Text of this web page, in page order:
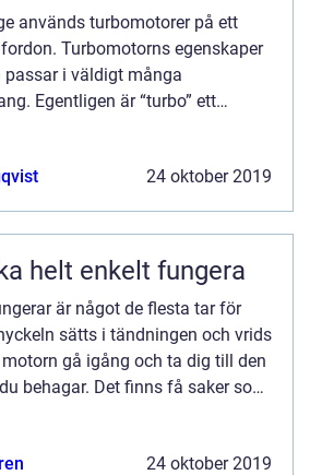
används turbomotorer på ett
Turbomotorns egenskaper
passar i väldigt många
Egentligen är “turbo” ett
24 oktober 2019
helt enkelt fungera
är något de flesta tar för
sätts i tändningen och vrids
gå igång och ta dig till den
behagar. Det finns få saker som
24 oktober 2019